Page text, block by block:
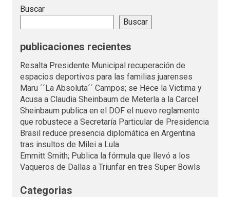
Buscar
Buscar
publicaciones recientes
Resalta Presidente Municipal recuperación de
espacios deportivos para las familias juarenses
Maru ´´La Absoluta´´ Campos; se Hece la Victima y
Acusa a Claudia Sheinbaum de Meterla a la Carcel
Sheinbaum publica en el DOF el nuevo reglamento
que robustece a Secretaría Particular de Presidencia
Brasil reduce presencia diplomática en Argentina
tras insultos de Milei a Lula
Emmitt Smith; Publica la fórmula que llevó a los
Vaqueros de Dallas a Triunfar en tres Super Bowls
Categorias